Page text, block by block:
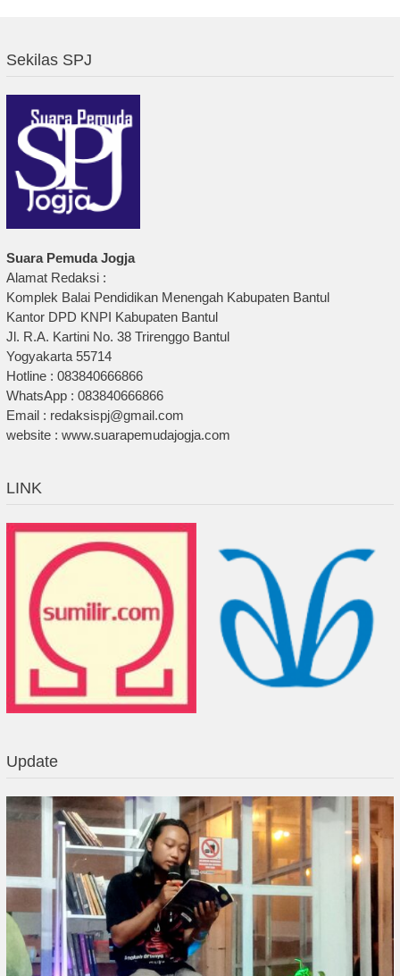
Sekilas SPJ
Suara Pemuda Jogja
Alamat Redaksi :
Komplek Balai Pendidikan Menengah Kabupaten Bantul
Kantor DPD KNPI Kabupaten Bantul
Jl. R.A. Kartini No. 38 Trirenggo Bantul
Yogyakarta 55714
Hotline : 083840666866
WhatsApp : 083840666866
Email : redaksispj@gmail.com
website : www.suarapemudajogja.com
LINK
Update